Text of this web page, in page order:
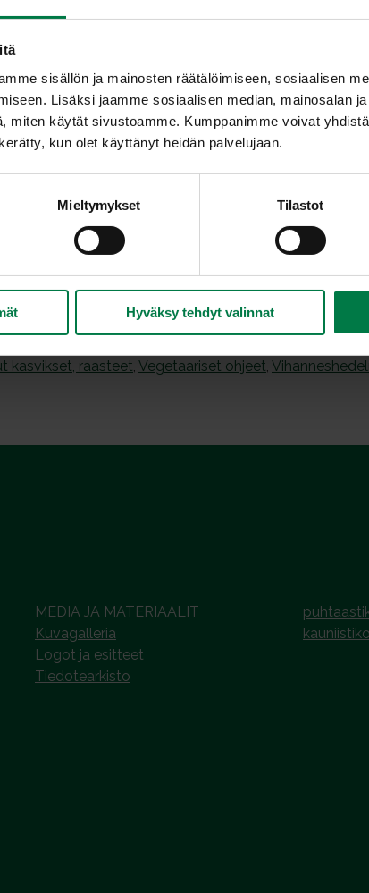
sisällön ja mainosten räätälöimiseen, sosiaalisen
Lisäksi jaamme sosiaalisen median, mainosalan
miten käytät sivustoamme. Kumppanimme voivat
kun olet käyttänyt heidän palvelujaan.
Mieltymykset Tilastot
Hyväksy tehdyt valinnat
Revi salaattien lehdet suupaloiksi ja
Lisää joukkoon kurpitsasalaatti liemineen
seesaminsiemenet.
Ohje: Kotimaiset Kasvikset ry
kasvikset, raasteet, Vegetaariset ohjeet,
MEDIA JA MATERIAALIT
Kuvagalleria
Logot ja esitteet
Tiedotearkisto